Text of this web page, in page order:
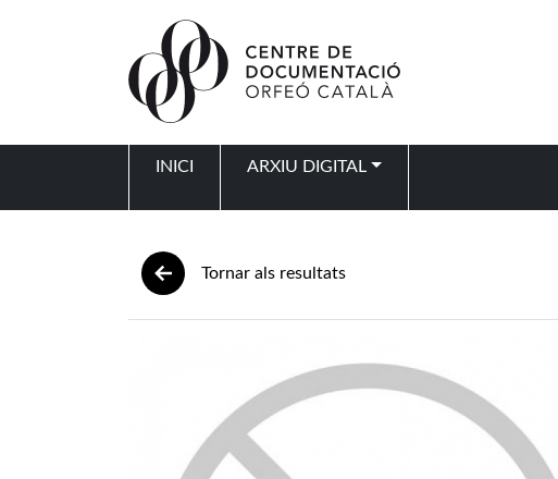
INICI ARXIU DIGITAL
Tornar als resultats